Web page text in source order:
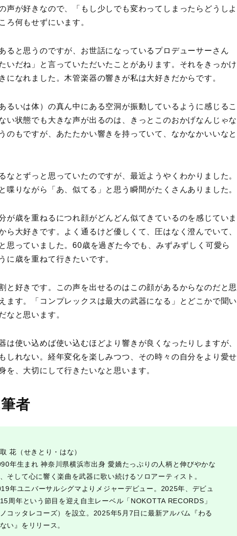
声が好きなので、「もし少しでも変わってしまったらどうしよ
ろ何もせずにいます。
ると思うのですが、お世話になっているプロデューサーさん
いだね」と言っていただいたことがあります。それをきっかけ
になれました。木管楽器の響きが私は大好きだからです。
るいは体）の真ん中にある空洞が振動しているように感じるこ
い状態でも大きな声が出るのは、きっとこのおかげなんじゃな
のもですが、あたたかい響きを持っていて、なかなかいいなと
なとずっと思っていたのですが、最近ようやくわかりました。
喋りながら「あ、似てる」と思う瞬間がたくさんありました。
が歳を重ねるにつれ顔がどんどん似てきているのを感じていま
ら大好きです。よく通るけど優しくて、圧はなく澄んでいて、
思っていました。60歳を過ぎた今でも、みずみずしく可愛ら
に歳を重ねて行きたいです。
と好きです。この声を出せるのはこの顔があるからなのだと思
ます。「コンプレックスは最大の武器になる」とどこかで聞い
なと思います。
は使い込めば使い込むほどより響きが良くなったりしますが、
しれない。経年変化を楽しみつつ、その時々の自分をより愛せ
を、大切にして行きたいなと思います。
者
花（せきとり・はな）
年生まれ 神奈川県横浜市出身 愛嬌たっぷりの人柄と伸びやかな
そして心に響く楽曲を武器に歌い続けるソロアーティスト。
年ユニバーサルシグマよりメジャーデビュー。2025年、デビュ
周年という節目を迎え自主レーベル「NOKOTTA RECORDS」
ノコッタレコーズ）を設立。2025年5月7日に最新アルバム『わる
い』をリリース。